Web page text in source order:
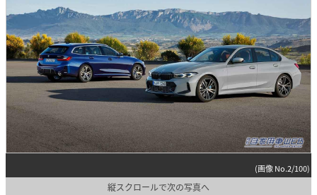
(画像 No.2/100)
縦スクロールで次の写真へ